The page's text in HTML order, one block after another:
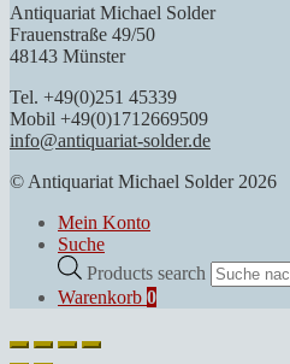
Antiquariat Michael Solder
Frauenstraße 49/50
48143 Münster
Tel. +49(0)251 45339
Mobil +49(0)1712669509
info@antiquariat-solder.de
© Antiquariat Michael Solder 2026
Mein Konto
Suche
Products search
Warenkorb 0